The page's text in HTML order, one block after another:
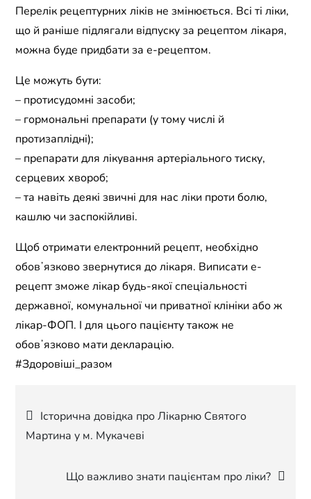
Перелік рецептурних ліків не змінюється. Всі ті ліки,
що й раніше підлягали відпуску за рецептом лікаря,
можна буде придбати за е-рецептом.
Це можуть бути:
– протисудомні засоби;
– гормональні препарати (у тому числі й
протизаплідні);
– препарати для лікування артеріального тиску,
серцевих хвороб;
– та навіть деякі звичні для нас ліки проти болю,
кашлю чи заспокійливі.
Щоб отримати електронний рецепт, необхідно
обовʼязково звернутися до лікаря. Виписати е-
рецепт зможе лікар будь-якої спеціальності
державної, комунальної чи приватної клініки або ж
лікар-ФОП. І для цього пацієнту також не
обовʼязково мати декларацію.
#Здоровіші_разом
Навігація
записів
Історична довідка про Лікарню Святого
Мартина у м. Мукачеві
Що важливо знати пацієнтам про ліки?